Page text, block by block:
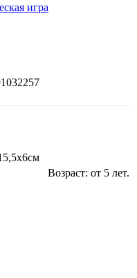
игра
Возраст: от 5 лет.